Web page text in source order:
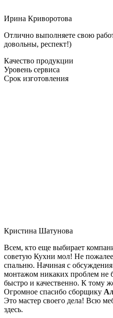
Ирина Криворотова
Отлично выполняете свою
довольны, респект!)
Качество продукции
Уровень сервиса
Срок изготовления
Кристина Шатунова
Всем, кто еще выбирает
советую Кухни мол! Не
спальню. Начиная с обсуждения
монтажом никаких проблем не
быстро и качественно. К тому
Огромное спасибо сборщику
Это мастер своего дела! Всю
здесь.